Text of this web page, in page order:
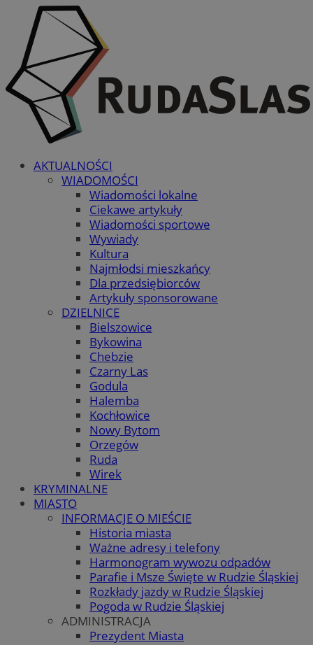
AKTUALNOŚCI
WIADOMOŚCI
Wiadomości lokalne
Ciekawe artykuły
Wiadomości sportowe
Wywiady
Kultura
Najmłodsi mieszkańcy
Dla przedsiębiorców
Artykuły sponsorowane
DZIELNICE
Bielszowice
Bykowina
Chebzie
Czarny Las
Godula
Halemba
Kochłowice
Nowy Bytom
Orzegów
Ruda
Wirek
KRYMINALNE
MIASTO
INFORMACJE O MIEŚCIE
Historia miasta
Ważne adresy i telefony
Harmonogram wywozu odpadów
Parafie i Msze Święte w Rudzie Śląskiej
Rozkłady jazdy w Rudzie Śląskiej
Pogoda w Rudzie Śląskiej
ADMINISTRACJA
Prezydent Miasta